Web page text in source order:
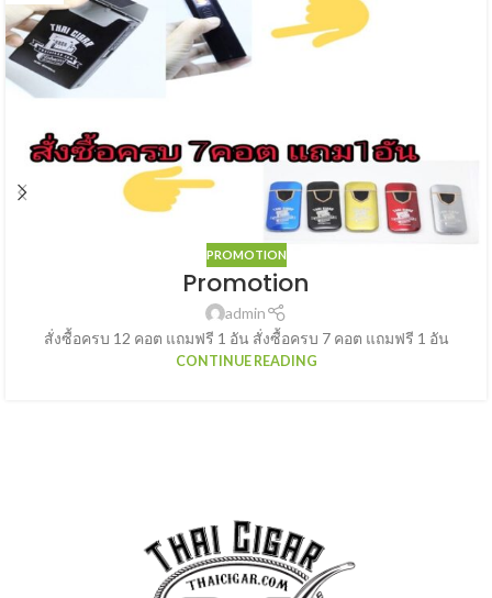
PROMOTION
Promotion
admin
สั่งซื้อครบ 12 คอต แถมฟรี 1 อัน สั่งซื้อครบ 7 คอต แถมฟรี 1 อัน
CONTINUE READING